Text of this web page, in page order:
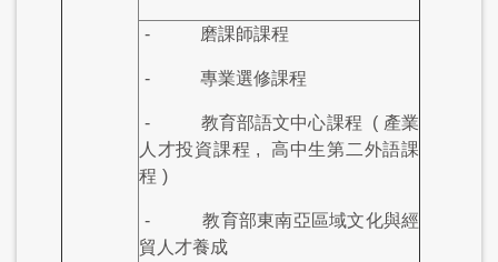
- 磨課師課程
- 專業選修課程
- 教育部語文中心課程 ( 產業
人才投資課程 ,
高中生第二外語課
程 )
-
教育部東南亞區域文化與經
貿人才養成